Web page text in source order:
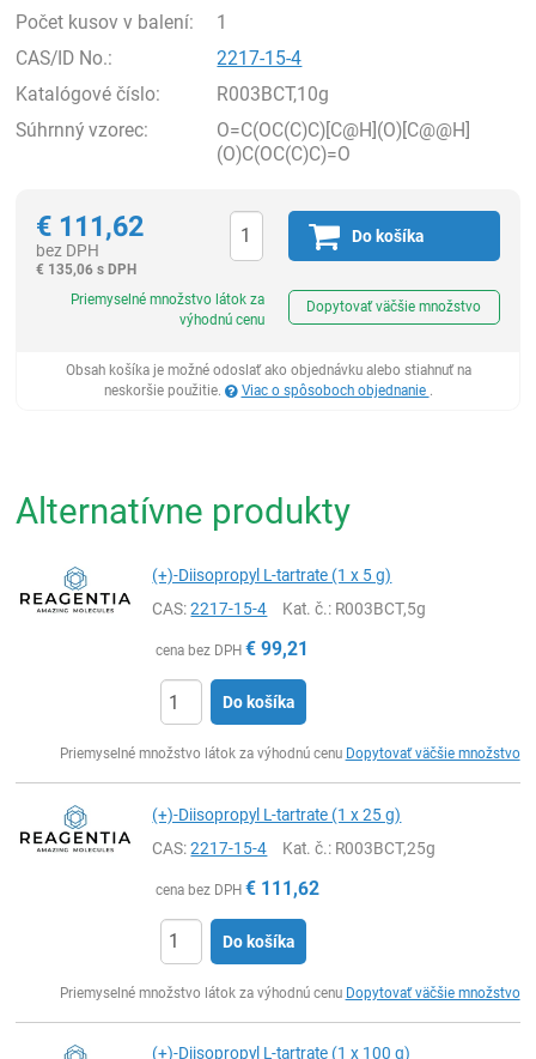
Počet kusov v balení:
1
CAS/ID No.:
2217-15-4
Katalógové číslo:
R003BCT,10g
Súhrnný vzorec:
O=C(OC(C)C)[C@H](O)[C@@H]
(O)C(OC(C)C)=O
€ 111,62
bez DPH
€ 135,06 s DPH
Do košíka
Priemyselné množstvo látok za
výhodnú cenu
Dopytovať väčšie množstvo
Obsah košíka je možné odoslať ako objednávku alebo stiahnuť na
neskoršie použitie.
Viac o spôsoboch objednanie .
Alternatívne produkty
(+)-Diisopropyl L-tartrate (1 x 5 g)
CAS:2217-15-4 Kat. č.: R003BCT,5g
cena bez DPH € 99,21
Do košíka
Priemyselné množstvo látok za výhodnú cenu Dopytovať väčšie množstvo
(+)-Diisopropyl L-tartrate (1 x 25 g)
CAS:2217-15-4 Kat. č.: R003BCT,25g
cena bez DPH € 111,62
Do košíka
Priemyselné množstvo látok za výhodnú cenu Dopytovať väčšie množstvo
(+)-Diisopropyl L-tartrate (1 x 100 g)